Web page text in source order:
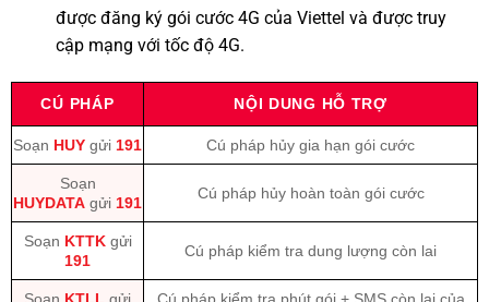
được đăng ký gói cước 4G của Viettel và được truy
cập mạng với tốc độ 4G.
CÚ PHÁP NỘI DUNG HỖ TRỢ
Soạn HUY gửi 191 Cú pháp hủy gia hạn gói cước
Soạn
HUYDATA gửi 191
Cú pháp hủy hoàn toàn gói cước
Soạn KTTKgửi
191
Cú pháp kiểm tra dung lượng còn lai